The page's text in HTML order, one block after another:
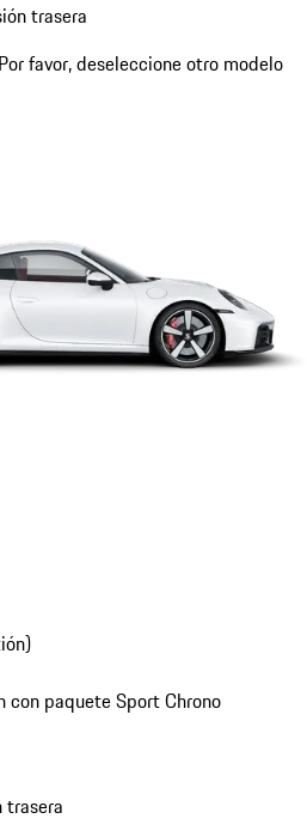
trasera
favor, deseleccione otro modelo
paquete Sport Chrono
trasera